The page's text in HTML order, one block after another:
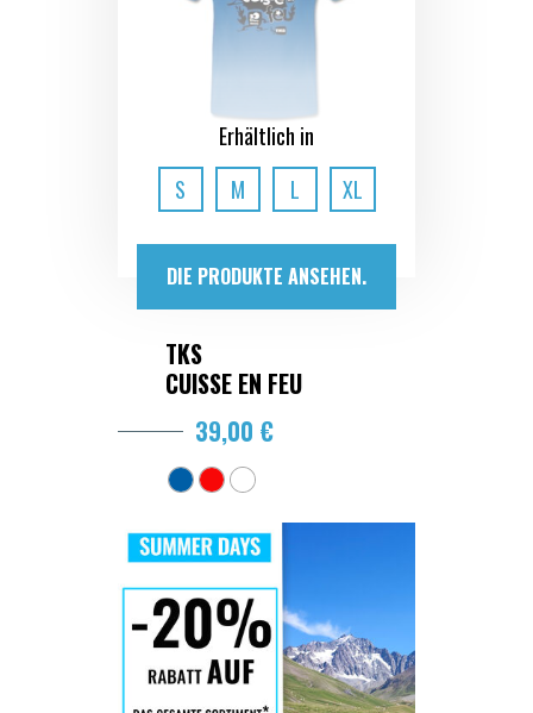
Erhältlich in
S
M L XL
DIE PRODUKTE ANSEHEN.
TKS
CUISSE EN FEU
39,00 €